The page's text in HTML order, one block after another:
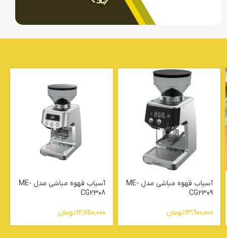
آسیاب قهوه مباشی مدل ME-
CG2309
13,900,000تومان
آسیاب قهوه مباشی مدل ME-
CG2308
12,750,000تومان